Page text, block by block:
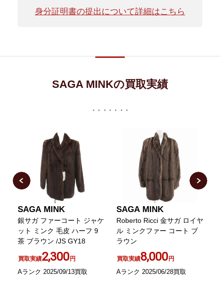
身分証明書の提出について詳細はこちら
SAGA MINKの買取実績
SAGA MINK
銀サガ ファーコート ジャケ
ット ミンク 毛皮 ハーフ 9
茶 ブラウン /JS GY18
買取実績2,300円
Aランク 2025/09/13買取
SAGA MINK
Roberto Ricci 金サガ ロイヤ
ル ミンクファー コート ブ
ラウン
買取実績8,000円
Aランク 2025/06/28買取